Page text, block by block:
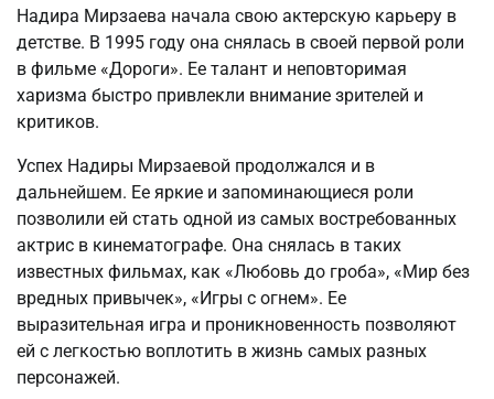
Надира Мирзаева начала свою актерскую карьеру в
детстве. В 1995 году она снялась в своей первой роли
в фильме «Дороги». Ее талант и неповторимая
харизма быстро привлекли внимание зрителей и
критиков.
Успех Надиры Мирзаевой продолжался и в
дальнейшем. Ее яркие и запоминающиеся роли
позволили ей стать одной из самых востребованных
актрис в кинематографе. Она снялась в таких
известных фильмах, как «Любовь до гроба», «Мир без
вредных привычек», «Игры с огнем». Ее
выразительная игра и проникновенность позволяют
ей с легкостью воплотить в жизнь самых разных
персонажей.